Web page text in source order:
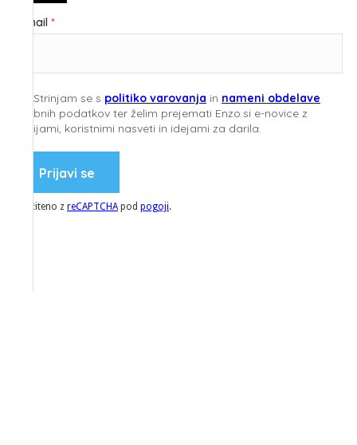
E-mail
Strinjam se s politiko varovanja in nameni obdelave
osebnih podatkov ter želim prejemati Enzo.si e-novice z
akcijami, koristnimi nasveti in idejami za darila.
Prijavi se
Zaščiteno z reCAPTCHA pod pogoji.